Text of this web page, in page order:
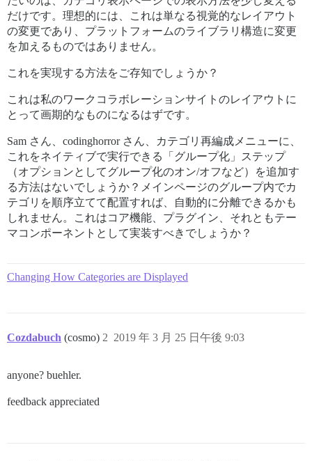
だけです。理想的には、これは単なる視覚的なレイアウト
の変更であり、プラットフォームのライブラリ構造に変更
を加えるものではありません。
これを実現する方法をご存知でしょうか？
これは私のワークコラボレーションサイトのレイアウトに
とって画期的なものになるはずです。
Sam さん、codinghorror さん、カテゴリ再編成メニューに、
これをネイティブで実行できる「グループ化」ステップ
（オプションとしてグループ化のオン/オフなど）を追加す
る方法はないでしょうか？メインページのグループ内でカ
テゴリを順序立てて配置すれば、自動的に分離できるかも
しれません。これはコア機能、プラグイン、それともテー
マコンポーネントとして実装すべきでしょうか？
Changing How Categories are Displayed
Cozdabuch (cosmo) 2019 年 3 月 25 日午後 9:03
2
anyone? buehler.
feedback appreciated